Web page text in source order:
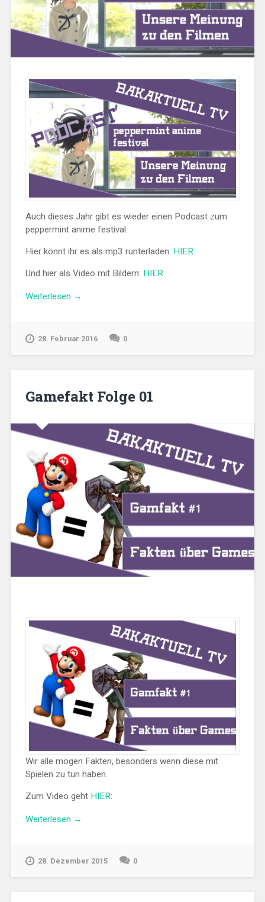
Auch dieses Jahr gibt es wieder einen Podcast zum
peppermint anime festival.
Hier könnt ihr es als mp3 runterladen: HIER
Und hier als Video mit Bildern: HIER
Weiterlesen „BAKAST
zum
→
28. Februar 2016 0
Gamefakt Folge 01
Wir alle mögen Fakten, besonders wenn diese mit
Spielen zu tun haben.
Zum Video geht HIER:
Weiterlesen „Gamefakt
→
28. Dezember 2015 0